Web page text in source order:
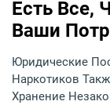
Есть Все,
Ваши
Юридические
Наркотиков
Хранение